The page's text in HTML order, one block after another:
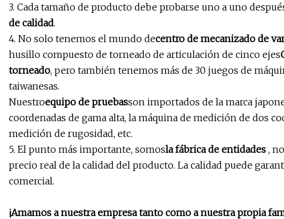
3. Cada tamaño de producto debe probarse uno a uno
de calidad.
4. No solo tenemos el mundo decentro de mecanizado de
husillo compuesto de torneado de articulación de cinco ejes
torneado, pero también tenemos más de 30 juegos de
taiwanesas.
Nuestroequipo de pruebasson importados de la marca
coordenadas de gama alta, la máquina de medición de dos
medición de rugosidad, etc.
5. El punto más importante, somosla fábrica de entidades ,
precio real de la calidad del producto. La calidad puede
comercial.
¡Amamos a nuestra empresa tanto como a nuestra propia